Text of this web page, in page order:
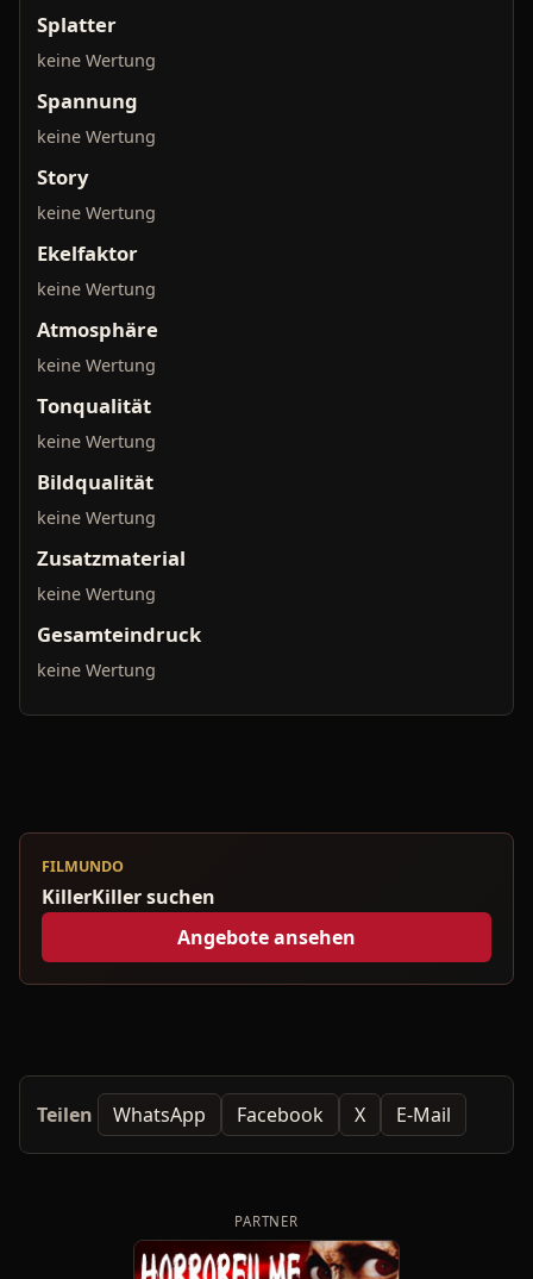
Splatter
keine Wertung
Spannung
keine Wertung
Story
keine Wertung
Ekelfaktor
keine Wertung
Atmosphäre
keine Wertung
Tonqualität
keine Wertung
Bildqualität
keine Wertung
Zusatzmaterial
keine Wertung
Gesamteindruck
keine Wertung
FILMUNDO
KillerKiller suchen
Angebote ansehen
Teilen WhatsApp Facebook X E-Mail
PARTNER